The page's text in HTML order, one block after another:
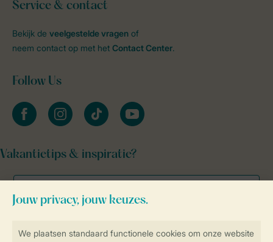
Service & contact
Bekijk de veelgestelde vragen of
neem contact op met het Contact Center.
Follow Us
facebookinstagramtiktok youtube
Vakantietips & inspiratie?